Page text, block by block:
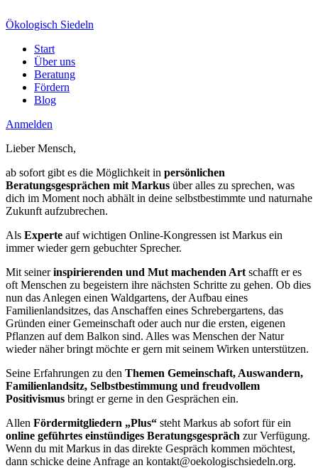
Ökologisch Siedeln
Start
Über uns
Beratung
Fördern
Blog
Anmelden
Lieber Mensch,
ab sofort gibt es die Möglichkeit in persönlichen
Beratungsgesprächen mit Markus über alles zu sprechen, was
dich im Moment noch abhält in deine selbstbestimmte und naturnahe
Zukunft aufzubrechen.
Als Experte auf wichtigen Online-Kongressen ist Markus ein
immer wieder gern gebuchter Sprecher.
Mit seinerinspirierenden und Mut machenden Art schafft er es
oft Menschen zu begeistern ihre nächsten Schritte zu gehen. Ob dies
nun das Anlegen einen Waldgartens, der Aufbau eines
Familienlandsitzes, das Anschaffen eines Schrebergartens, das
Gründen einer Gemeinschaft oder auch nur die ersten, eigenen
Pflanzen auf dem Balkon sind. Alles was Menschen der Natur
wieder näher bringt möchte er gern mit seinem Wirken unterstützen.
Seine Erfahrungen zu den Themen Gemeinschaft, Auswandern,
Familienlandsitz, Selbstbestimmung und freudvollem
Positivismus bringt er gerne in den Gesprächen ein.
Allen Fördermitgliedern „Plus“ steht Markus ab sofort für ein
online geführtes einstündiges Beratungsgespräch zur Verfügung.
Wenn du mit Markus in das direkte Gespräch kommen möchtest,
dann schicke deine Anfrage an kontakt@oekologischsiedeln.org.